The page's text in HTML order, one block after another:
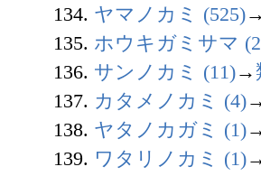
134. ヤマノカミ (525)
135. ホウキガミサマ
136. サンノカミ (11)→
137. カタメノカミ (4)
138. ヤタノカガミ (1)
139. ワタリノカミ (1)